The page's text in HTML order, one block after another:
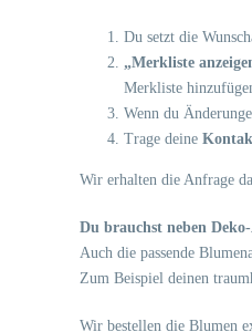
Du setzt die
„Merkliste
Merkliste
Wenn du
Trage deine
Wir erhalten die Anfrage
Du brauchst neben
Auch die passende
Zum Beispiel deinen
Wir bestellen die Blumen